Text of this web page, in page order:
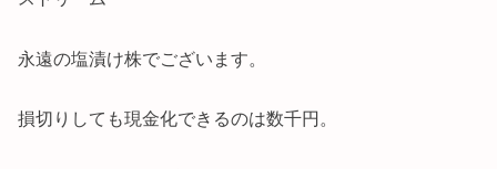
永遠の塩漬け株でございます。
損切りしても現金化できるのは数千円。